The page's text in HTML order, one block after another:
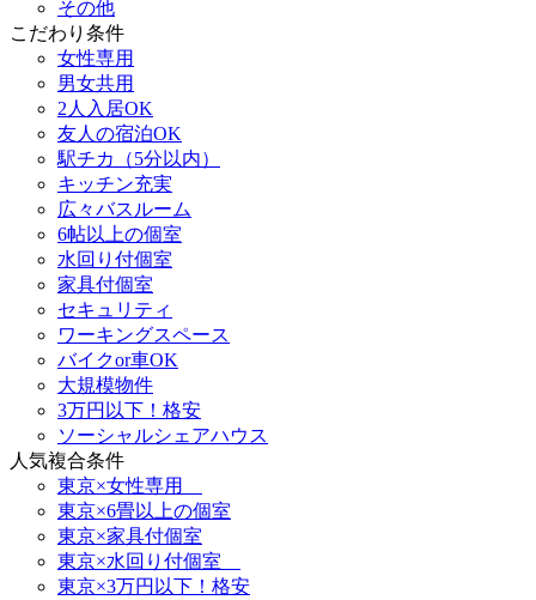
その他
こだわり条件
女性専用
男女共用
2人入居OK
友人の宿泊OK
駅チカ（5分以内）
キッチン充実
広々バスルーム
6帖以上の個室
水回り付個室
家具付個室
セキュリティ
ワーキングスペース
バイクor車OK
大規模物件
3万円以下！格安
ソーシャルシェアハウス
人気複合条件
東京×女性専用
東京×6畳以上の個室
東京×家具付個室
東京×水回り付個室
東京×3万円以下！格安